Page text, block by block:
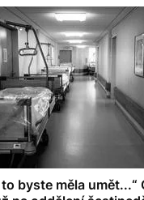
byste měla umět...“